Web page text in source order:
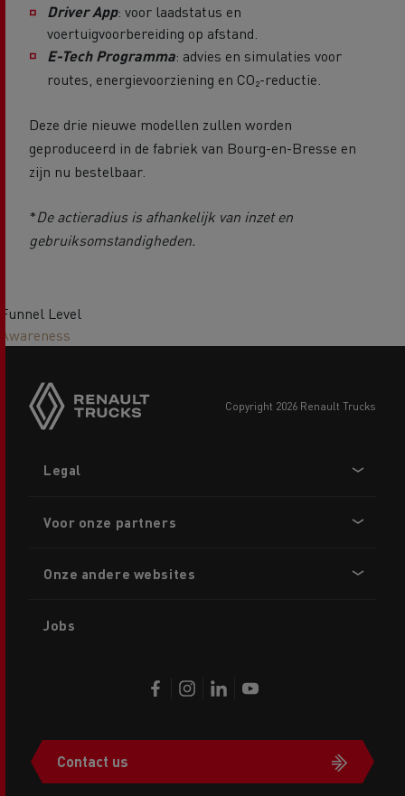
Driver App: voor laadstatus en
voertuigvoorbereiding op afstand.
E-Tech Programma: advies en simulaties voor
routes, energievoorziening en CO₂-reductie.
Deze drie nieuwe modellen zullen worden
geproduceerd in de fabriek van Bourg-en-Bresse en
zijn nu bestelbaar.
*De actieradius is afhankelijk van inzet en
gebruiksomstandigheden.
Funnel Level
Awareness
copyright 2026 Renault Trucks
menu
Legal
Voor onze partners
Onze andere websites
Jobs
Contact us